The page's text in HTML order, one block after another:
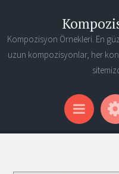
Kompozisyon Örnekleri. En
uzun kompozisyonlar, her
Menu